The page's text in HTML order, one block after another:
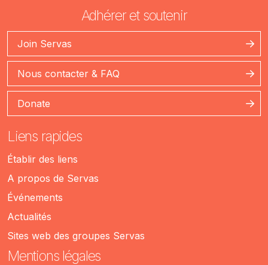
Adhérer et soutenir
Join Servas
Nous contacter & FAQ
Donate
Liens rapides
Établir des liens
A propos de Servas
Événements
Actualités
Sites web des groupes Servas
Mentions légales